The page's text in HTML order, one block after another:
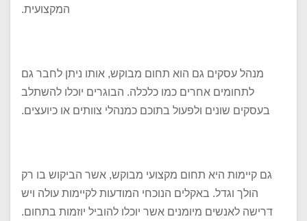
המקצועית.
מנהל עסקים גם הוא תחום מבוקש, אותו ניתן לחבר גם
לתחומים אחרים כמו כלכלה. הבוגרים יוכלו להשתלב
בעסקים שונים ולפעול בתוכם כמנהלי צוותים או כיועצים.
גם קיימות היא תחום מקצועי מבוקש, אשר הביקוש בו רק
הולך וגדל. באקלים הנוכחי המודעות לקיימות עולה ויש
דרישה לאנשים מיומנים אשר יוכלו להוביל יוזמות בתחום.